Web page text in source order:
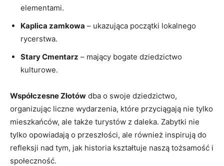
elementami.
Kaplica zamkowa – ukazująca początki lokalnego
rycerstwa.
Stary Cmentarz – mający bogate dziedzictwo
kulturowe.
Współczesne Złotów dba o swoje dziedzictwo,
organizując liczne wydarzenia, które‍ przyciągają⁢ nie⁣ tylko
mieszkańców, ale ‍także turystów ⁢z daleka. ⁤Zabytki nie
tylko opowiadają o przeszłości, ale również inspirują do
refleksji nad tym, jak historia⁤ kształtuje naszą tożsamość i
społeczność.